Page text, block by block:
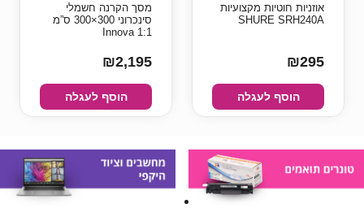
אוזניות חוטיות מקצועיות
SHURE SRH240A
₪295
הוסף לעגלה
מסך הקרנה חשמלי
סינכרוני 300×300 ס”מ
1:1 Innova
₪2,195
הוסף לעגלה